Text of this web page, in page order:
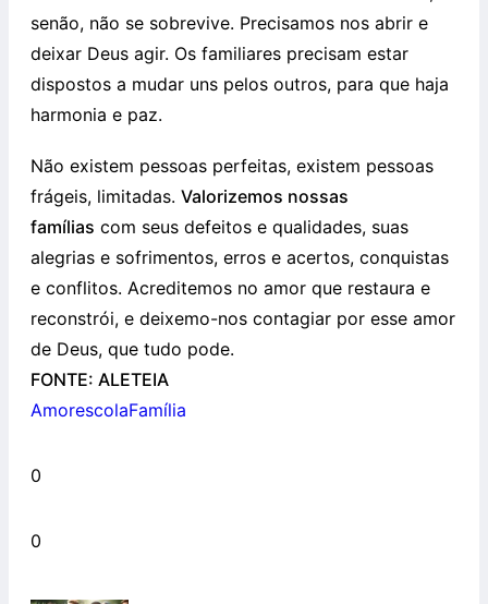
senão, não se sobrevive. Precisamos nos abrir e
deixar Deus agir. Os familiares precisam estar
dispostos a mudar uns pelos outros, para que haja
harmonia e paz.
Não existem pessoas perfeitas, existem pessoas
frágeis, limitadas. Valorizemos nossas
famílias com seus defeitos e qualidades, suas
alegrias e sofrimentos, erros e acertos, conquistas
e conflitos. Acreditemos no amor que restaura e
reconstrói, e deixemo-nos contagiar por esse amor
de Deus, que tudo pode.
FONTE: ALETEIA
AmorescolaFamília
0
0